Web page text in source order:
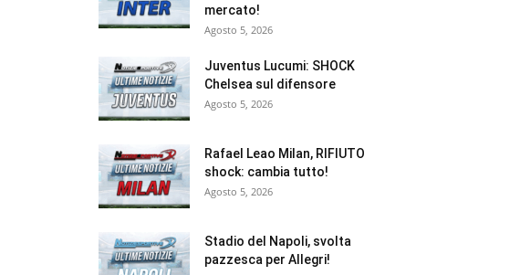
mercato!
Agosto 5, 2026
Juventus Lucumi: SHOCK
Chelsea sul difensore
Agosto 5, 2026
Rafael Leao Milan, RIFIUTO
shock: cambia tutto!
Agosto 5, 2026
Stadio del Napoli, svolta
pazzesca per Allegri!